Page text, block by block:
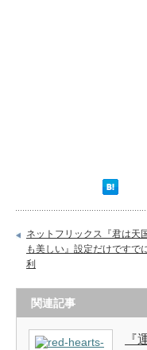
ネットフリックス『君は天
も美しい』設定だけですで
利
関連記事
『